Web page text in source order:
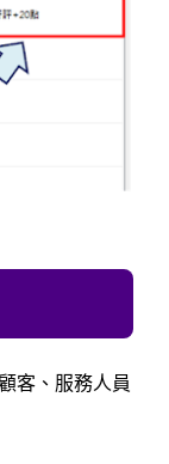
客、服務人員